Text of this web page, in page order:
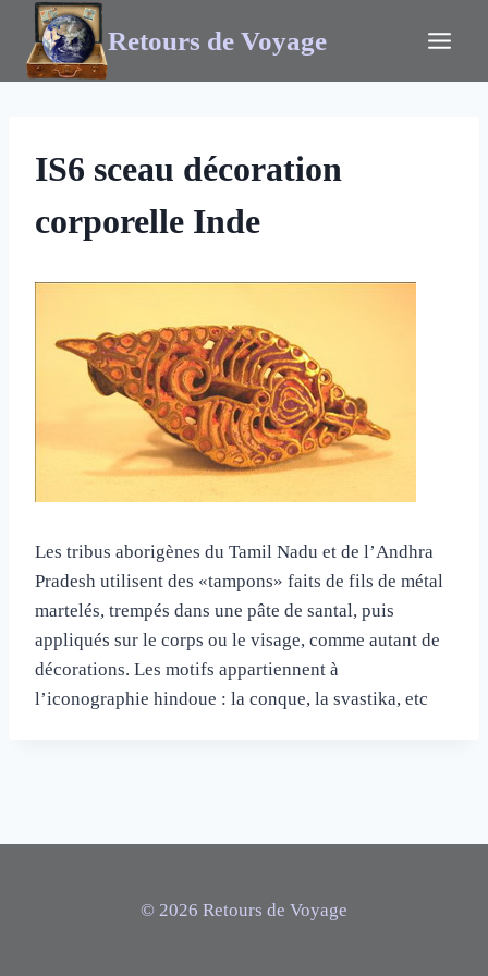
Retours de Voyage
IS6 sceau décoration
corporelle Inde
Les tribus aborigènes du Tamil Nadu et de l’Andhra
Pradesh utilisent des «tampons» faits de fils de métal
martelés, trempés dans une pâte de santal, puis
appliqués sur le corps ou le visage, comme autant de
décorations. Les motifs appartiennent à
l’iconographie hindoue : la conque, la svastika, etc
© 2026 Retours de Voyage